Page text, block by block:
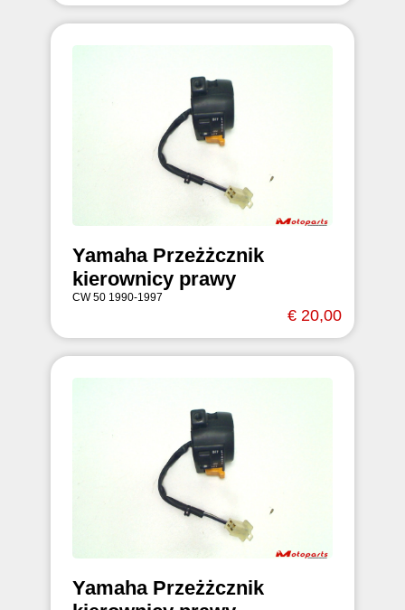
Yamaha Przeżżcznik
kierownicy prawy
CW 50 1990-1997
€ 20,00
Yamaha Przeżżcznik